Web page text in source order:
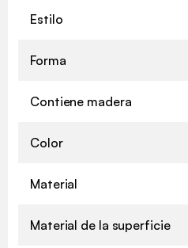
Estilo
Forma
Contiene madera
Color
Material
Material de la superficie